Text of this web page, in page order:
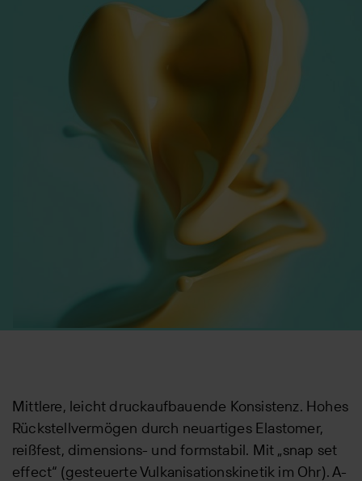
Mittlere, leicht druckaufbauende Konsistenz. Hohes
Rückstellvermögen durch neuartiges Elastomer,
reißfest, dimensions- und formstabil. Mit „snap set
effect“ (gesteuerte Vulkanisationskinetik im Ohr). A-